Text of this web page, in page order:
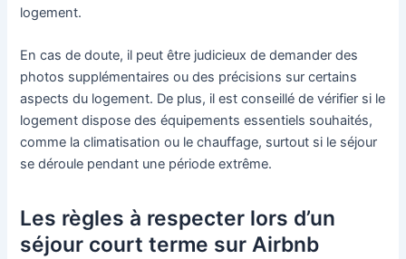
logement.
En cas de doute, il peut être judicieux de demander des
photos supplémentaires ou des précisions sur certains
aspects du logement. De plus, il est conseillé de vérifier si le
logement dispose des équipements essentiels souhaités,
comme la climatisation ou le chauffage, surtout si le séjour
se déroule pendant une période extrême.
Les règles à respecter lors d’un
séjour court terme sur Airbnb